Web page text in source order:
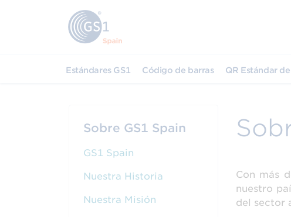
Estándares GS1 Código de barras QR Estándar de
Con más
nuestro
del sector
Sobre GS1 Spain
GS1 Spain
Nuestra Historia
Nuestra Misión